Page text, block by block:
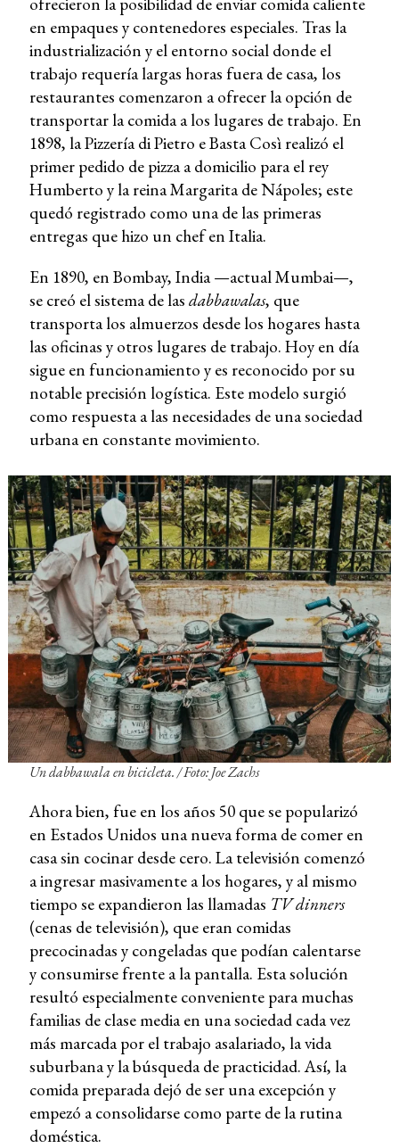
en empaques y contenedores especiales. Tras la
industrialización y el entorno social donde el
trabajo requería largas horas fuera de casa, los
restaurantes comenzaron a ofrecer la opción de
transportar la comida a los lugares de trabajo. En
1898, la Pizzería di Pietro e Basta Così realizó el
primer pedido de pizza a domicilio para el rey
Humberto y la reina Margarita de Nápoles; este
quedó registrado como una de las primeras
entregas que hizo un chef en Italia.
En 1890, en Bombay, India —actual Mumbai—,
se creó el sistema de las dabbawalas, que
transporta los almuerzos desde los hogares hasta
las oficinas y otros lugares de trabajo. Hoy en día
sigue en funcionamiento y es reconocido por su
notable precisión logística. Este modelo surgió
como respuesta a las necesidades de una sociedad
urbana en constante movimiento.
Un dabbawala en bicicleta. / Foto: Joe Zachs
Ahora bien, fue en los años 50 que se popularizó
en Estados Unidos una nueva forma de comer en
casa sin cocinar desde cero. La televisión comenzó
a ingresar masivamente a los hogares, y al mismo
tiempo se expandieron las llamadas TV dinners
(cenas de televisión), que eran comidas
precocinadas y congeladas que podían calentarse
y consumirse frente a la pantalla. Esta solución
resultó especialmente conveniente para muchas
familias de clase media en una sociedad cada vez
más marcada por el trabajo asalariado, la vida
suburbana y la búsqueda de practicidad. Así, la
comida preparada dejó de ser una excepción y
empezó a consolidarse como parte de la rutina
doméstica.